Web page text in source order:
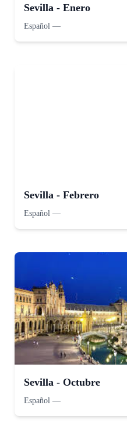
Sevilla - Enero
Español —
Sevilla - Febrero
Español —
Sevilla - Octubre
Español —